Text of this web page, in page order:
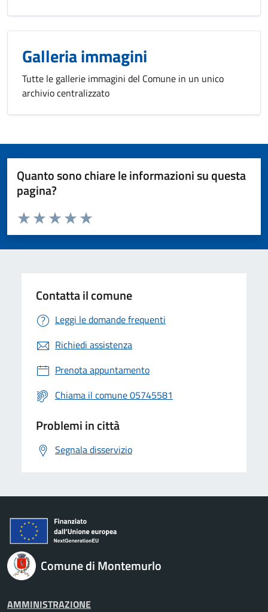
Galleria immagini
Tutte le gallerie immagini del Comune in un unico
archivio centralizzato
Quanto sono chiare le informazioni su questa
pagina?
Valuta da 1 a 5 stelle la pagina
Valuta 5 stelle su 5
Valuta 4 stelle su 5
Valuta 3 stelle su 5
Valuta 2 stelle su 5
Valuta 1 stelle su 5
Contatta il comune
Leggi le domande frequenti
Richiedi assistenza
Prenota appuntamento
Chiama il comune 05745581
Problemi in città
Segnala disservizio
Comune di Montemurlo
AMMINISTRAZIONE